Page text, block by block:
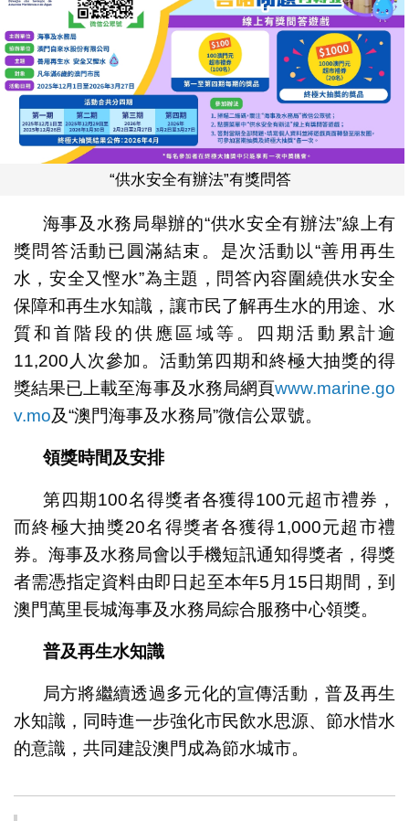
“供水安全有辦法”有獎問答
海事及水務局舉辦的“供水安全有辦法”線上有
獎問答活動已圓滿結束。是次活動以“善用再生
水，安全又慳水”為主題，問答內容圍繞供水安全
保障和再生水知識，讓市民了解再生水的用途、水
質和首階段的供應區域等。四期活動累計逾
11,200人次參加。活動第四期和終極大抽獎的得
獎結果已上載至海事及水務局網頁www.marine.go
v.mo及“澳門海事及水務局”微信公眾號。
領獎時間及安排
第四期100名得獎者各獲得100元超市禮券，
而終極大抽獎20名得獎者各獲得1,000元超市禮
券。海事及水務局會以手機短訊通知得獎者，得獎
者需憑指定資料由即日起至本年5月15日期間，到
澳門萬里長城海事及水務局綜合服務中心領獎。
普及再生水知識
局方將繼續透過多元化的宣傳活動，普及再生
水知識，同時進一步強化市民飲水思源、節水惜水
的意識，共同建設澳門成為節水城市。